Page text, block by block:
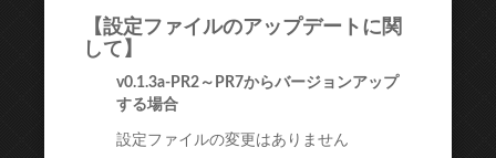
【設定ファイルのアップデートに関
して】
v0.1.3a-PR2～PR7からバージョンアップ
する場合
設定ファイルの変更はありません